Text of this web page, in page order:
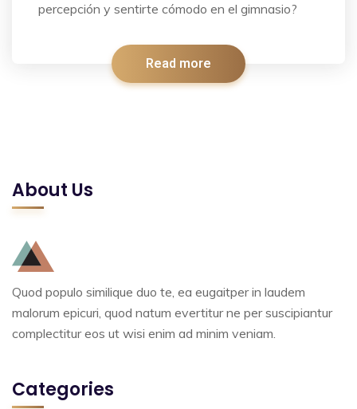
percepción y sentirte cómodo en el gimnasio?
Read more
About Us
Quod populo similique duo te, ea eugaitper in laudem
malorum epicuri, quod natum evertitur ne per suscipiantur
complectitur eos ut wisi enim ad minim veniam.
Categories